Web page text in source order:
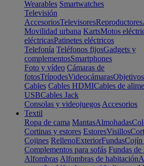
Wearables Smartwatches
Televisión
AccesoriosTelevisoresReproductores
Movilidad urbana KartsMotos
eléctricasPatinetes eléctricos
Telefonía Teléfonos fijosGadgets y
complementosSmartphones
Foto y vídeo Cámaras de
fotosTrípodesVideocámarasObjetivos
Cables Cables HDMICables de
USBCables Jack
Consolas y videojuegos Accesorios
Textil
Ropa de cama MantasAlmohadas
Cortinas y estores EstoresVisillos
Cojines RellenoExteriorFundasCojín
Complementos para sofás Fundas de
Alfombras Alfombras de habitación